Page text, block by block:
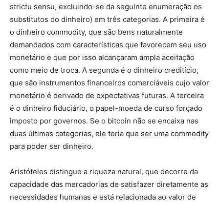
strictu sensu, excluindo-se da seguinte enumeração os
substitutos do dinheiro) em três categorias. A primeira é
o dinheiro commodity, que são bens naturalmente
demandados com características que favorecem seu uso
monetário e que por isso alcançaram ampla aceitação
como meio de troca. A segunda é o dinheiro creditício,
que são instrumentos financeiros comerciáveis cujo valor
monetário é derivado de expectativas futuras. A terceira
é o dinheiro fiduciário, o papel-moeda de curso forçado
imposto por governos. Se o bitcoin não se encaixa nas
duas últimas categorias, ele teria que ser uma commodity
para poder ser dinheiro.
Aristóteles distingue a riqueza natural, que decorre da
capacidade das mercadorias de satisfazer diretamente as
necessidades humanas e está relacionada ao valor de